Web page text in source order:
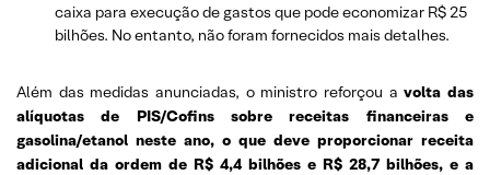
caixa para execução de gastos que pode economizar R$ 25
bilhões. No entanto, não foram fornecidos mais detalhes.
Além das medidas anunciadas, o ministro reforçou avolta das
alíquotas de PIS/Cofins sobre receitas financeiras e
gasolina/etanol neste ano, o que deve proporcionar receita
adicional da ordem de R$ 4,4 bilhões e R$ 28,7 bilhões, e a